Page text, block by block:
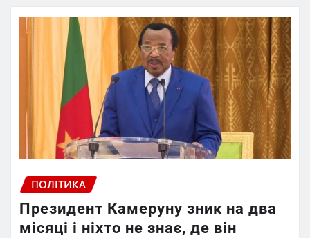
ПОЛІТИКА
Президент Камеруну зник на два
місяці і ніхто не знає, де він